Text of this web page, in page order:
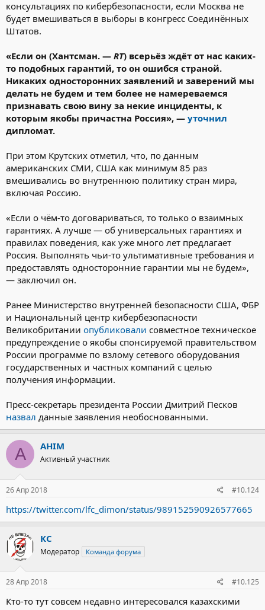
консультациях по кибербезопасности, если Москва не
будет вмешиваться в выборы в конгресс Соединённых
Штатов.
«Если он (Хантсман. — RT) всерьёз ждёт от нас каких-
то подобных гарантий, то он ошибся страной.
Никаких односторонних заявлений и заверений мы
делать не будем и тем более не намереваемся
признавать свою вину за некие инциденты, к
которым якобы причастна Россия», — уточнил
дипломат.
При этом Крутских отметил, что, по данным
американских СМИ, США как минимум 85 раз
вмешивались во внутреннюю политику стран мира,
включая Россию.
«Если о чём-то договариваться, то только о взаимных
гарантиях. А лучше — об универсальных гарантиях и
правилах поведения, как уже много лет предлагает
Россия. Выполнять чьи-то ультимативные требования и
предоставлять односторонние гарантии мы не будем»,
— заключил он.
Ранее Министерство внутренней безопасности США, ФБР
и Национальный центр кибербезопасности
Великобритании опубликовали совместное техническое
предупреждение о якобы спонсируемой правительством
России программе по взлому сетевого оборудования
государственных и частных компаний с целью
получения информации.
Пресс-секретарь президента России Дмитрий Песков
назвал данные заявления необоснованными.
A AHIM
Активный участник
26 Апр 2018 #10.124
https://twitter.com/lfc_dimon/status/989152590926577665
КС
Модератор Команда форума
28 Апр 2018 #10.125
Кто-то тут совсем недавно интересовался казахскими